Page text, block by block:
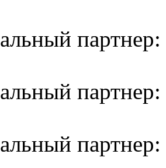
партнер:
партнер:
партнер: